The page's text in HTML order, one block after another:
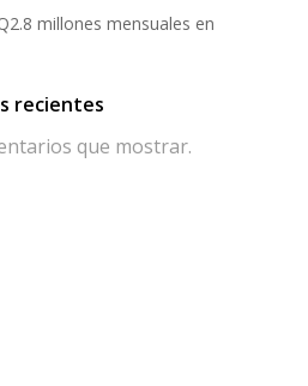
millones mensuales en
recientes
que mostrar.